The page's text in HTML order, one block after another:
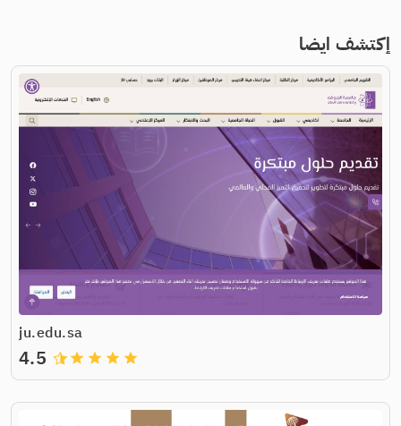
إكتشف ايضا
ju.edu.sa
grade
grade
grade
grade
4.5